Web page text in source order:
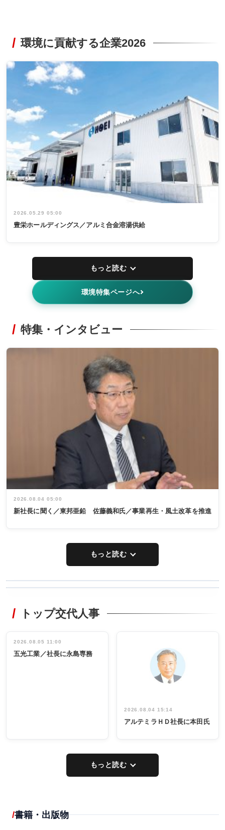
環境に貢献する企業2026
2026.05.29 05:00
豊栄ホールディングス／アルミ合金溶湯供給
もっと読む
環境特集ページへ
特集・インタビュー
2026.08.04 05:00
新社長に聞く／東邦亜鉛 佐藤義和氏／事業再生・風土改革を推進
もっと読む
非鉄業界で
インタビュ
ー／社内ア
タックトレー
祝う 業界関
係者ら220人
出席
トップ交代人事
2026.08.05 11:00
五光工業／社長に永島専務
2026.08.04 15:14
アルテミラＨＤ社長に本田氏
もっと読む
書籍・出版物